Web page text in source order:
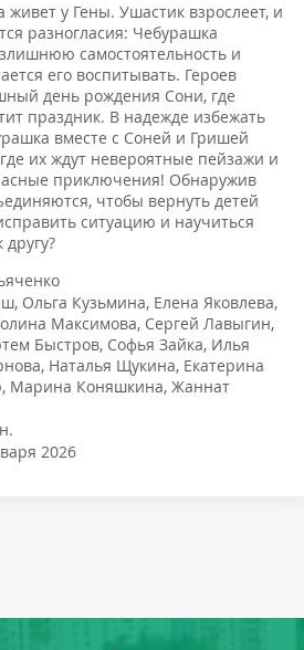
живет у Гены. Ушастик взрослеет, и
разногласия: Чебурашка
самостоятельность и
его воспитывать. Героев
день рождения Сони, где
праздник. В надежде избежать
вместе с Соней и Гришей
их ждут невероятные пейзажи и
приключения! Обнаружив
чтобы вернуть детей
ситуацию и научиться
, Ольга Кузьмина, Елена Яковлева,
Максимова, Сергей Лавыгин,
Быстров, Софья Зайка, Илья
, Наталья Щукина, Екатерина
, Марина Коняшкина, Жаннат
2026